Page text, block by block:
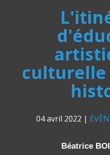
culturelle
04 avril 2022 |
Béatrice